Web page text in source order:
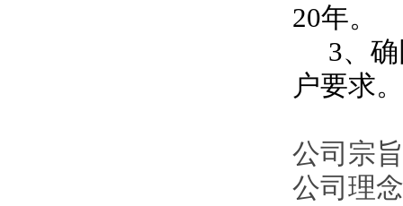
20年。
3、确
户要求。
公司宗
公司理